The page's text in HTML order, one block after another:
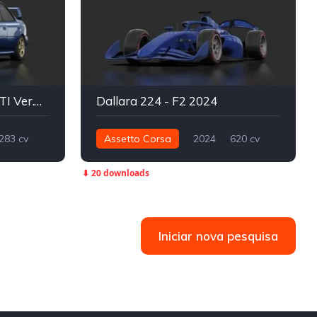
Subaru Impreza WRX STI Ver.VI Type RA [GC8] 99'
cv
Dallara 224 - F2 2024
Assetto Corsa 2024
620 cv
Fórmula 2
⬇ 20 downloads
Iniciar nova pesquisa